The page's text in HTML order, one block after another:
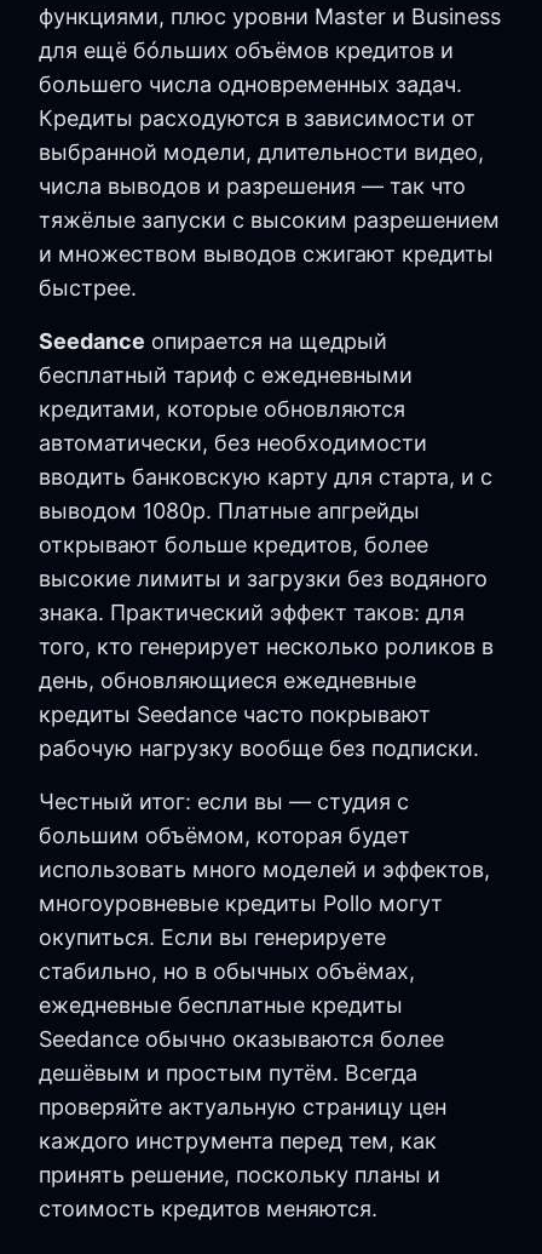
функциями, плюс уровни Master и Business
для ещё бóльших объёмов кредитов и
большего числа одновременных задач.
Кредиты расходуются в зависимости от
выбранной модели, длительности видео,
числа выводов и разрешения — так что
тяжёлые запуски с высоким разрешением
и множеством выводов сжигают кредиты
быстрее.
Seedance опирается на щедрый
бесплатный тариф с ежедневными
кредитами, которые обновляются
автоматически, без необходимости
вводить банковскую карту для старта, и с
выводом 1080p. Платные апгрейды
открывают больше кредитов, более
высокие лимиты и загрузки без водяного
знака. Практический эффект таков: для
того, кто генерирует несколько роликов в
день, обновляющиеся ежедневные
кредиты Seedance часто покрывают
рабочую нагрузку вообще без подписки.
Честный итог: если вы — студия с
большим объёмом, которая будет
использовать много моделей и эффектов,
многоуровневые кредиты Pollo могут
окупиться. Если вы генерируете
стабильно, но в обычных объёмах,
ежедневные бесплатные кредиты
Seedance обычно оказываются более
дешёвым и простым путём. Всегда
проверяйте актуальную страницу цен
каждого инструмента перед тем, как
принять решение, поскольку планы и
стоимость кредитов меняются.